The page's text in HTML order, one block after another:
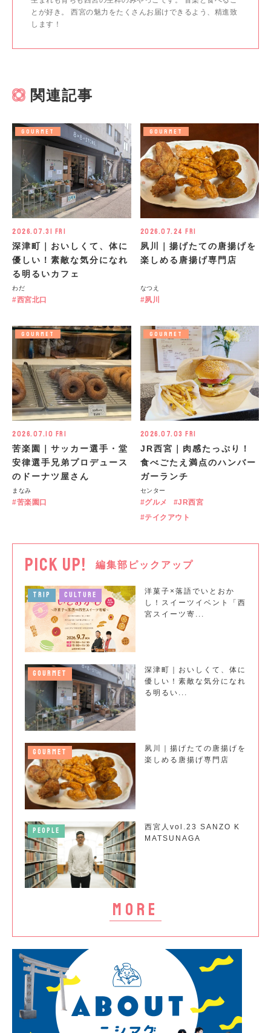
とが好き。 西宮の魅力をたくさんお届けできるよう、精進致
します！
関連記事
GOURMET
2026.07.31 Fri
深津町｜おいしくて、体に
優しい！素敵な気分になれ
る明るいカフェ
わだ
西宮北口
GOURMET
2026.07.24 Fri
夙川｜揚げたての唐揚げを
楽しめる唐揚げ専門店
なつえ
夙川
GOURMET
2026.07.10 Fri
苦楽園｜サッカー選手・堂
安律選手兄弟プロデュース
のドーナツ屋さん
まなみ
苦楽園口
GOURMET
2026.07.03 Fri
JR西宮｜肉感たっぷり！
食べごたえ満点のハンバー
ガーランチ
センター
グルメ
JR西宮
テイクアウト
PICK UP! 編集部ピックアップ
more
TRIP CULTURE
洋菓子×落語でいとおか
し！スイーツイベント「西
宮スイーツ寄...
GOURMET
深津町｜おいしくて、体に
優しい！素敵な気分になれ
る明るい...
GOURMET
夙川｜揚げたての唐揚げを
楽しめる唐揚げ専門店
PEOPLE
西宮人vol.23 SANZO K
MATSUNAGA